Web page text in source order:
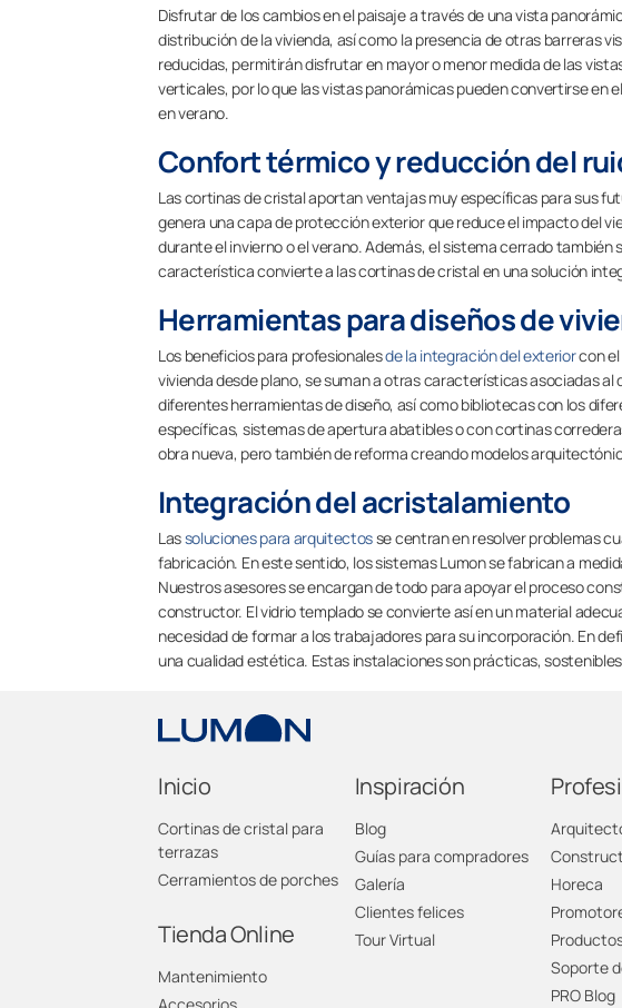
Disfrutar de los cambios en el paisaje a través de una vista
distribución de la vivienda, así como la presencia de otras barreras
reducidas, permitirán disfrutar en mayor o menor medida de las
verticales, por lo que las vistas panorámicas pueden convertirse en
en verano.
Confort térmico y reducción del
Las cortinas de cristal aportan ventajas muy específicas para sus
genera una capa de protección exterior que reduce el impacto del
durante el invierno o el verano. Además, el sistema cerrado
característica convierte a las cortinas de cristal en una solución
Herramientas para diseños de
Los beneficios para profesionalesde la integración del exteriorcon el
vivienda desde plano, se suman a otras características asociadas
diferentes herramientas de diseño, así como bibliotecas con los
específicas, sistemas de apertura abatibles o con cortinas
obra nueva, pero también de reforma creando modelos
Integración del acristalamiento
Lassoluciones para arquitectosse centran en resolver problemas
fabricación. En este sentido, los sistemas Lumon se fabrican a
Nuestros asesores se encargan de todo para apoyar el proceso
constructor. El vidrio templado se convierte así en un material
necesidad de formar a los trabajadores para su incorporación. En
una cualidad estética. Estas instalaciones son prácticas,
Inicio
Cortinas de cristal para
terrazas
Cerramientos de porches
Tienda Online
Mantenimiento
Accesorios
Inspiración
Blog
Guías para compradores
Galería
Clientes felices
Tour Virtual
Horeca
Soporte
PRO Blog